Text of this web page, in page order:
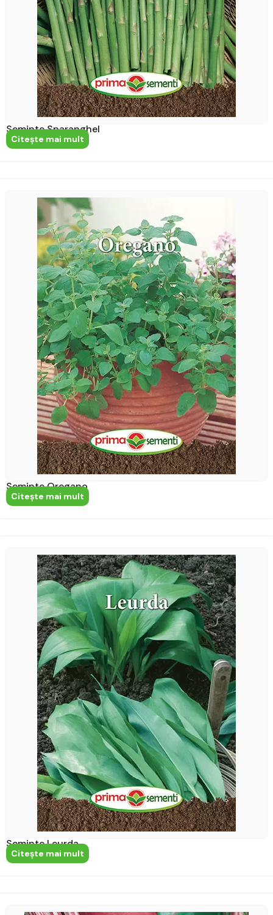
Seminte Sparanghel
Citeşte mai mult
Seminte Oregano
Citeşte mai mult
Seminte Leurda
Citeşte mai mult